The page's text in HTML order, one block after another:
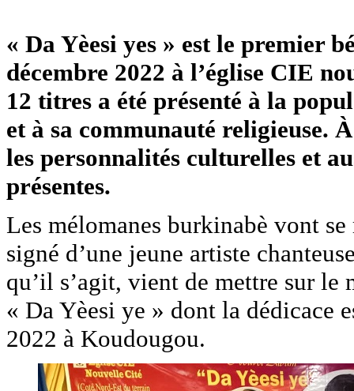
« Da Yèesi yes » est le premier
décembre 2022 à l’église CIE
12 titres a été présenté à la
et à sa communauté religieuse.
les personnalités culturelles et
présentes.
Les mélomanes burkinabè vont
signé d’une jeune artiste
qu’il s’agit, vient de mettre sur
« Da Yèesi ye » dont la dédicace
2022 à Koudougou.